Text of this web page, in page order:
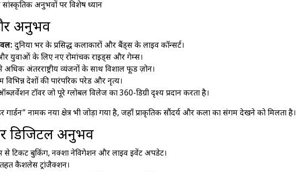
अनुभवों पर विशेष ध्यान
अनुभव
दुनिया भर के प्रसिद्ध कलाकारों और बैंड्स के लाइव कॉन्सर्ट।
युवाओं के लिए नए रोमांचक राइड्स और गेम्स।
अधिक अंतरराष्ट्रीय व्यंजनों के साथ विशाल फूड ज़ोन।
विभिन्न देशों की पारंपरिक परेड और नृत्य।
टॉवर जो पूरे ग्लोबल विलेज का 360-डिग्री दृश्य प्रदान करता है।
नामक नया क्षेत्र भी जोड़ा गया है, जहाँ प्राकृतिक सौंदर्य और कला का संगम देखने को मिलता है।
डिजिटल अनुभव
से टिकट बुकिंग, नक्शा नेविगेशन और लाइव इवेंट अपडेट।
तहत कैशलेस ट्रांजैक्शन।